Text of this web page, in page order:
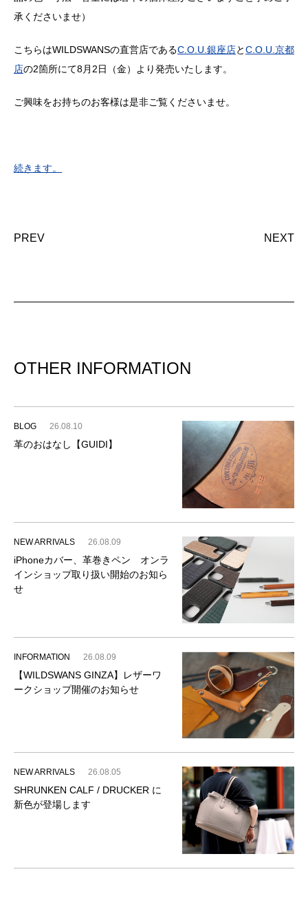
承くださいませ）
こちらはWILDSWANSの直営店であるC.O.U.銀座店とC.O.U.京都
店の2箇所にて8月2日（金）より発売いたします。
ご興味をお持ちのお客様は是非ご覧くださいませ。
続きます。
PREV NEXT
OTHER INFORMATION
BLOG 26.08.10
革のおはなし【GUIDI】
NEW ARRIVALS 26.08.09
iPhoneカバー、革巻きペン オンラ
インショップ取り扱い開始のお知ら
せ
INFORMATION 26.08.09
【WILDSWANS GINZA】レザーワ
ークショップ開催のお知らせ
NEW ARRIVALS 26.08.05
SHRUNKEN CALF / DRUCKER に
新色が登場します